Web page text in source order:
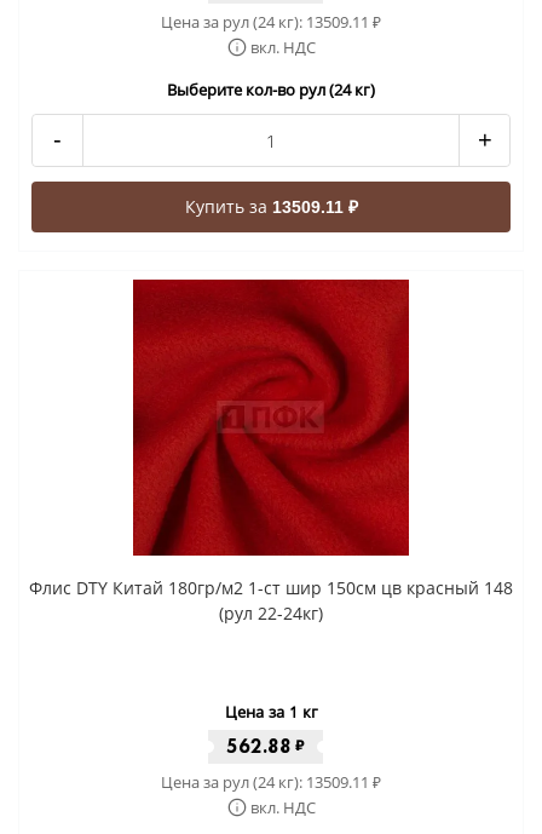
Цена за рул (24 кг): 13509.11 ₽
вкл. НДС
Выберите кол-во рул (24 кг)
- +
Купить за 13509.11 ₽
Флис DTY Китай 180гр/м2 1-ст шир 150см цв красный 148
(рул 22-24кг)
Цена за 1 кг
562.88 ₽
Цена за рул (24 кг): 13509.11 ₽
вкл. НДС